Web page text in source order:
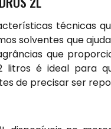
técnicas
solventes que
que
litros é ideal para
de precisar ser